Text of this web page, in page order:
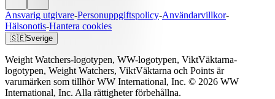
Ansvarig utgivare-Personuppgiftspolicy-Användarvillkor-
Hälsonotis-Hantera cookies
🇸🇪Sverige
Weight Watchers-logotypen, WW-logotypen, ViktVäktarna-
logotypen, Weight Watchers, ViktVäktarna och Points är
varumärken som tillhör WW International, Inc. © 2026 WW
International, Inc. Alla rättigheter förbehållna.